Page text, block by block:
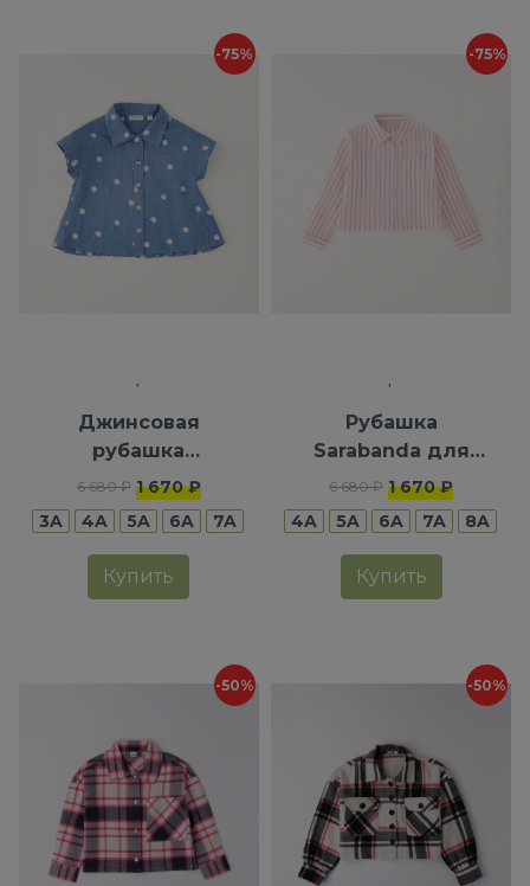
-75%
Джинсовая
рубашка
Sarabanda для
девочек
6 680 ₽ 1 670 ₽
3A
4A 5A 6A 7A
Купить
-75%
Рубашка
Sarabanda для
девочек
6 680 ₽ 1 670 ₽
4A
5A 6A 7A 8A
Купить
-50% -50%